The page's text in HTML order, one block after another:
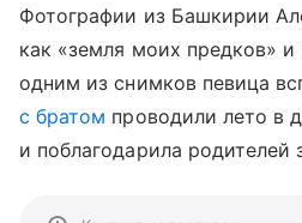
Фотографии из Башкирии
как «земля моих предков»
одним из снимков певица
с братом проводили лето в
и поблагодарила родителей